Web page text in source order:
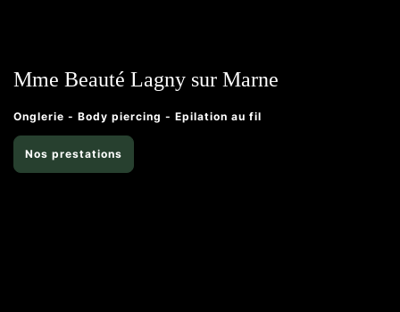
Mme Beauté Lagny sur Marne
Onglerie - Body piercing - Epilation au fil
Nos prestations